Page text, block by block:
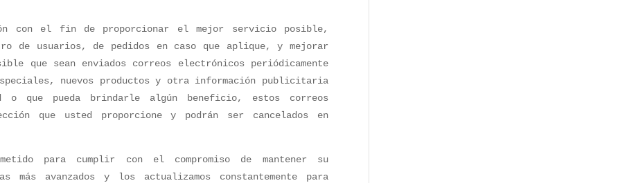
con el fin de proporcionar el mejor servicio posible,
de usuarios, de pedidos en caso que aplique, y mejorar
que sean enviados correos electrónicos periódicamente
nuevos productos y otra información publicitaria
o que pueda brindarle algún beneficio, estos correos
que usted proporcione y podrán ser cancelados en
para cumplir con el compromiso de mantener su
más avanzados y los actualizamos constantemente para